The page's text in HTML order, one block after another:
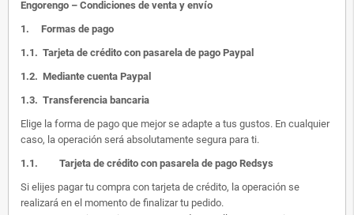
Engorengo – Condiciones de venta y envío
1. Formas de pago
1.1. Tarjeta de crédito con pasarela de pago Paypal
1.2. Mediante cuenta Paypal
1.3. Transferencia bancaria
Elige la forma de pago que mejor se adapte a tus gustos. En cualquier
caso, la operación será absolutamente segura para ti.
1.1. Tarjeta de crédito con pasarela de pago Redsys
Si elijes pagar tu compra con tarjeta de crédito, la operación se
realizará en el momento de finalizar tu pedido.